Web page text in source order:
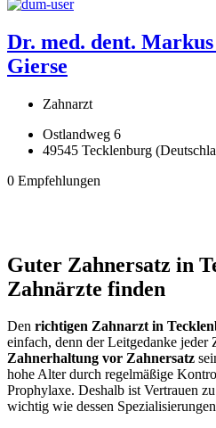
Dr. med. dent.
Gierse
Zahnarzt
Ostlandweg 6
49545 Tecklenburg
0 Empfehlungen
Guter Zahnersatz in
Zahnärzte finden
Den richtigen Zahnarzt in
einfach, denn der Leitgedanke jeder
Zahnerhaltung vor Zahnersatz
hohe Alter durch regelmäßige
Prophylaxe. Deshalb ist Vertrauen
wichtig wie dessen